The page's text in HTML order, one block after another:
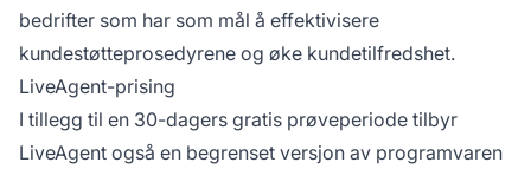
bedrifter som har som mål å effektivisere
kundestøtteprosedyrene og øke kundetilfredshet.
LiveAgent-prising
I tillegg til en 30-dagers gratis prøveperiode tilbyr
LiveAgent også en begrenset versjon av programvaren